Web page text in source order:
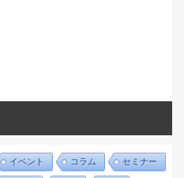
イベント コラム セミナー